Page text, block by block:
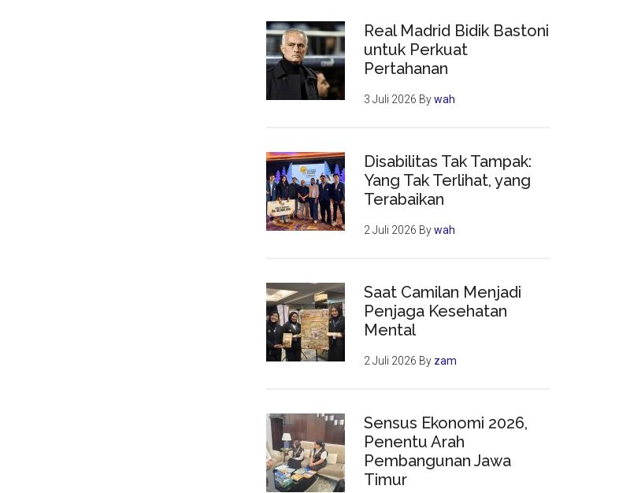
Real Madrid Bidik Bastoni
untuk Perkuat
Pertahanan
3 Juli 2026 Bywah
Disabilitas Tak Tampak:
Yang Tak Terlihat, yang
Terabaikan
2 Juli 2026 Bywah
Saat Camilan Menjadi
Penjaga Kesehatan
Mental
2 Juli 2026 By zam
Sensus Ekonomi 2026,
Penentu Arah
Pembangunan Jawa
Timur